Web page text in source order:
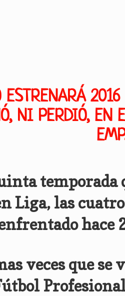
ESTRENARÁ
NI PERDIÓ, EN
temporada
Liga, las
hace
veces que se